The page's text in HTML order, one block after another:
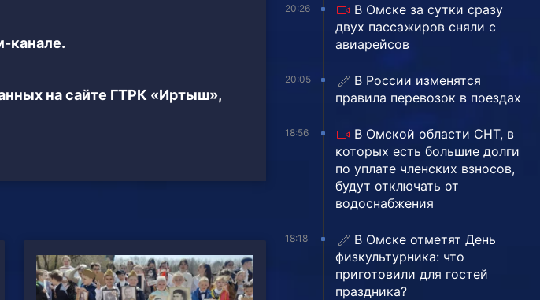
канале.
на сайте ГТРК «Иртыш»,
20:26
В Омске за сутки сразу
двух пассажиров сняли с
авиарейсов
20:05
В России изменятся
правила перевозок в поездах
18:56
В Омской области СНТ, в
которых есть большие долги
по уплате членских взносов,
будут отключать от
водоснабжения
18:18
В Омске отметят День
физкультурника: что
приготовили для гостей
праздника?